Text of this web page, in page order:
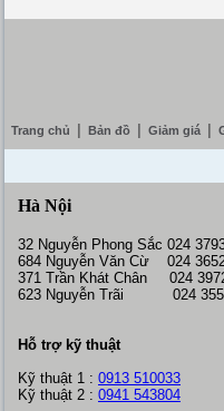
Trang chủ Bản đồ Giảm giá
Hà Nội
32 Nguyễn Phong Sắc 024
684 Nguyễn Văn Cừ 024
371 Trần Khát Chân 024
623 Nguyễn Trãi 024
Hỗ trợ kỹ thuật
Kỹ thuật 1 : 0913 510033
Kỹ thuật 2 : 0941 543804